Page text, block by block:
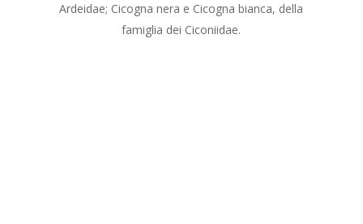
Ardeidae; Cicogna nera e Cicogna bianca, della
famiglia dei Ciconiidae.